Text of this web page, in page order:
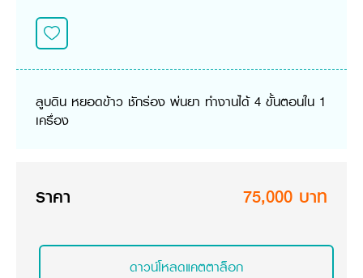
โดรนการเกษตร
สำนักงานต่างประเทศ
ศูนย์บริการในต่างประเทศ
ประเทศคู่ค้า
ข่าวกิจกรรมเพื่อสังคม
การศึกษา และเยาวชน
สิ่งแวดล้อมความปลอดภัยและอาชีวอนามัย
เอกสารดาวน์โหลด
คูโบต้า สโตร์
คูโบต้าฟาร์ม
ลูบดิน หยอดข้าว ชักร่อง พ่นยา ทำงานได้ 4 ขั้นตอนใน 1
เครื่อง
ราคา 75,000 บาท
ดาวน์โหลดแคตตาล็อก